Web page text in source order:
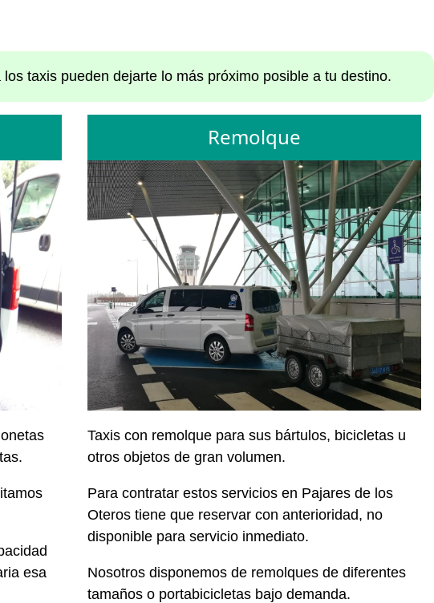
taxis pueden dejarte lo más próximo posible a tu destino.
esa
Remolque
Taxis con remolque para sus bártulos, bicicletas u
otros objetos de gran volumen.
Para contratar estos servicios en Pajares de los
Oteros tiene que reservar con anterioridad, no
disponible para servicio inmediato.
Nosotros disponemos de remolques de diferentes
tamaños o portabicicletas bajo demanda.